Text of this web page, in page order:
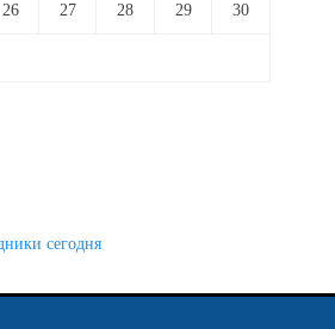
26 27 28 29 30